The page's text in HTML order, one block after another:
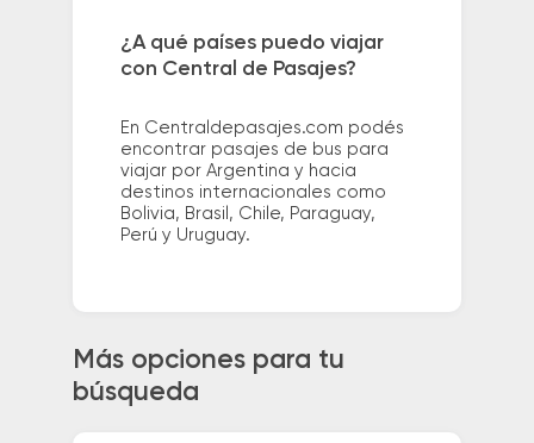
¿A qué países puedo viajar
con Central de Pasajes?
En Centraldepasajes.com podés
encontrar pasajes de bus para
viajar por Argentina y hacia
destinos internacionales como
Bolivia, Brasil, Chile, Paraguay,
Perú y Uruguay.
Más opciones para tu
búsqueda